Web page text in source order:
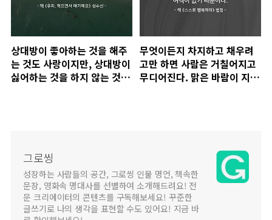
상대방이 좋아하는 것을 해주
는 것도 사랑이지만, 상대방이
싫어하는 것을 하지 않는 것도
무엇이든지 차지하고 채우려
고만 하면 사람은 거칠어지고
무디어진다. 맑은 바람이 지나
그로씽
성장하는 사람들의 공간, 그로씽 인물 명언, 책속한
문장, 영화속 명대사를 선별하여 소개해드려요! 전
문 크리에이터의 콘텐츠를 구독해보세요! 꾸준한
글쓰기로 나의 생각을 표현할 수도 있어요! 지금 바